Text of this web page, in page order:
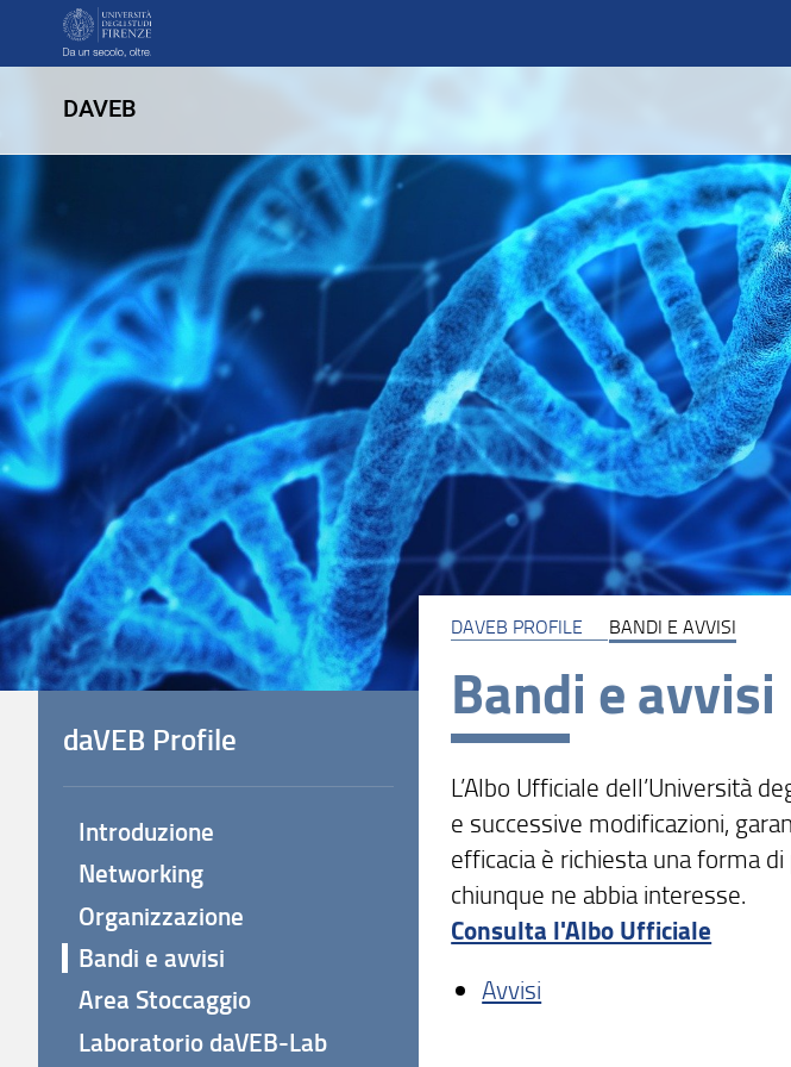
DAVEB
DAVEB PROFILE BANDI E AVVISI
Bandi e avvisi
L’Albo Ufficiale dell’Università
e successive modificazioni,
efficacia è richiesta una forma
chiunque ne abbia interesse.
Consulta l'Albo Ufficiale
Avvisi
daVEB Profile
Introduzione
Networking
Organizzazione
Bandi e avvisi
Area Stoccaggio
Laboratorio daVEB-Lab